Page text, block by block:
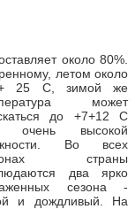
около 80%.
летом около
25 С, зимой же
может
до +7+12 С
очень высокой
Во всех
страны
два ярко
сезона -
и дождливый. На